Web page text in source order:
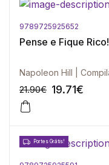
9789725925652
Pense e Fique Rico!
21.90€ 19.71€
Portes Grátis!